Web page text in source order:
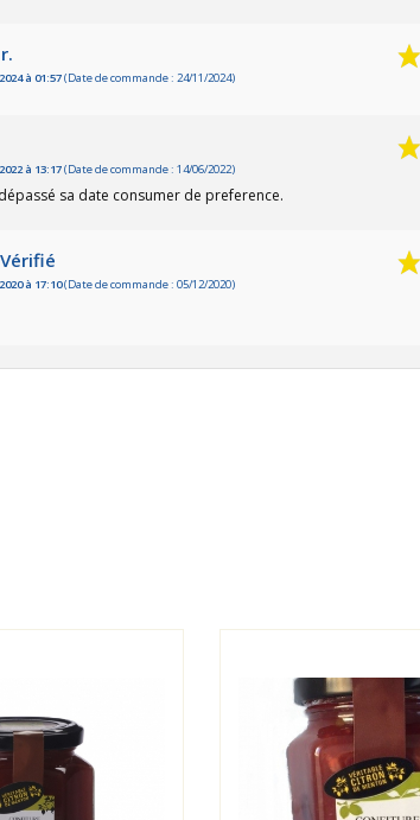
à 01:57(Date de commande : 24/11/2024)
à 13:17(Date de commande : 14/06/2022)
sa date consumer de preference.
à 17:10(Date de commande : 05/12/2020)